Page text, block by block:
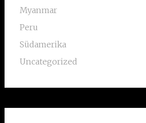
Myanmar
Peru
Südamerika
Uncategorized